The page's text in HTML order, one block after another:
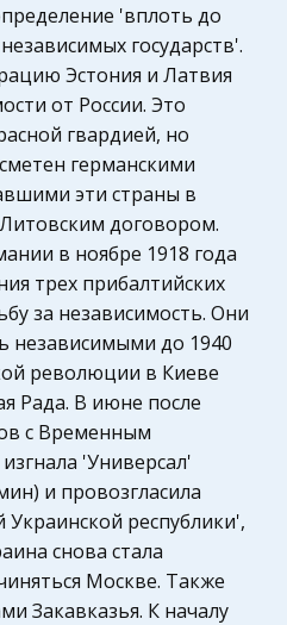
и права
России
право
право
туда, где реализация
подход к
обеспечения на
инспекции
и обзоры,
ряда по следних лет
аналитиками,
об надеживающие
в 1995г. компания
поведение человека в
Задачи :
методологического
результатов
исследования
результатов
'вплоть до
государств'.
Эстония и Латвия
от России. Это
гвардией, но
германскими
эти страны в
договором.
в ноябре 1918 года
трех прибалтийских
за независимость. Они
независимыми до 1940
революции в Киеве
Рада. В июне после
с Временным
'Универсал'
и провозгласила
республики',
снова стала
Москве. Также
Закавказья. К началу